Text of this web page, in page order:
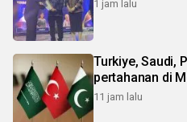
1 jam lalu
Turkiye, Saudi,
pertahanan di
11 jam lalu